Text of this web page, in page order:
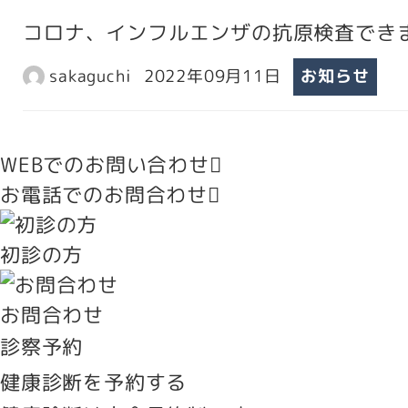
コロナ、インフルエンザの抗原検査でき
sakaguchi 2022年09月11日 お知らせ
WEBでのお問い合わせ
お電話でのお問合わせ
初診の方
お問合わせ
診察予約
健康診断を予約する